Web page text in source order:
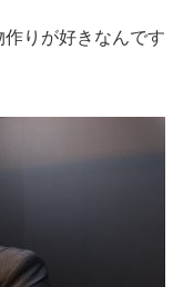
りが好きなんです